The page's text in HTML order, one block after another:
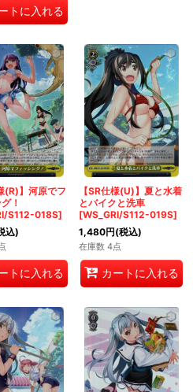
トに入れる
(R)】河原でフ
！
S112-018S]
込)
トに入れる
【SR仕様(U)】夏と水着
とバイクと洗車
[WS_GRI/S112-019S]
1,480円(税込)
在庫数 4点
カートに入れる